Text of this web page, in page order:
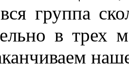
группа
в трех